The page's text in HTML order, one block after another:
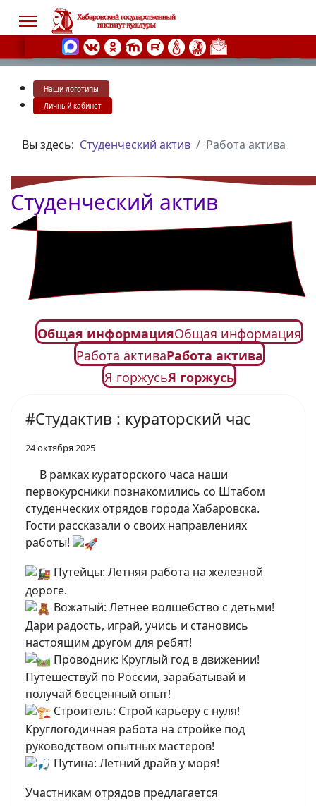
Наши логотипы
Личный кабинет
Вы здесь: Студенческий актив Работа актива
Студенческий актив
Общая информацияОбщая информация
Работа активаРабота актива
Я горжусьЯ горжусь
#Студактив : кураторский час
24 октября 2025
В рамках кураторского часа наши
первокурсники познакомились со Штабом
студенческих отрядов города Хабаровска.
Гости рассказали о своих направлениях
работы!
Путейцы: Летняя работа на железной
дороге.
Вожатый: Летнее волшебство с детьми!
Дари радость, играй, учись и становись
настоящим другом для ребят!
Проводник: Круглый год в движении!
Путешествуй по России, зарабатывай и
получай бесценный опыт!
Строитель: Строй карьеру с нуля!
Круглогодичная работа на стройке под
руководством опытных мастеров!
Путина: Летний драйв у моря!
Участникам отрядов предлагается